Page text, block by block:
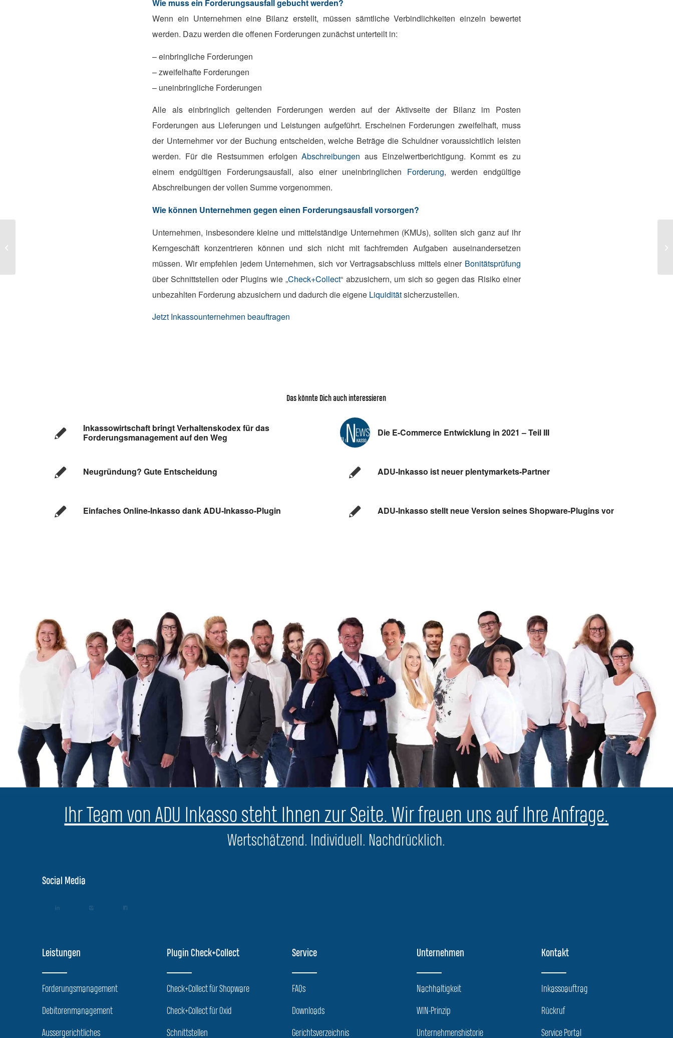
Wie muss ein Forderungsausfall gebucht werden?
Wenn ein Unternehmen eine Bilanz erstellt, müssen sämtliche Verbindlichkeiten einzeln bewertet
werden. Dazu werden die offenen Forderungen zunächst unterteilt in:
– einbringliche Forderungen
– zweifelhafte Forderungen
– uneinbringliche Forderungen
Alle als einbringlich geltenden Forderungen werden auf der Aktivseite der Bilanz im Posten
Forderungen aus Lieferungen und Leistungen aufgeführt. Erscheinen Forderungen zweifelhaft, muss
der Unternehmer vor der Buchung entscheiden, welche Beträge die Schuldner voraussichtlich leisten
werden. Für die Restsummen erfolgenAbschreibungen aus Einzelwertberichtigung. Kommt es zu
einem endgültigen Forderungsausfall, also einer uneinbringlichen Forderung, werden endgültige
Abschreibungen der vollen Summe vorgenommen.
Wie können Unternehmen gegen einen Forderungsausfall vorsorgen?
Unternehmen, insbesondere kleine und mittelständige Unternehmen (KMUs), sollten sich ganz auf ihr
Kerngeschäft konzentrieren können und sich nicht mit fachfremden Aufgaben auseinandersetzen
müssen. Wir empfehlen jedem Unternehmen, sich vor Vertragsabschluss mittels einer Bonitätsprüfung
über Schnittstellen oder Plugins wie „Check+Collect“ abzusichern, um sich so gegen das Risiko einer
unbezahlten Forderung abzusichern und dadurch die eigene Liquiditätsicherzustellen.
Jetzt Inkassounternehmen beauftragen
Das könnte Dich auch interessieren
Inkassowirtschaft bringt Verhaltenskodex für das
Forderungsmanagement auf den Weg
Die E-Commerce Entwicklung in 2021 – Teil III
Neugründung? Gute Entscheidung ADU-Inkasso ist neuer plentymarkets-Partner
Einfaches Online-Inkasso dank ADU-Inkasso-Plugin ADU-Inkasso stellt neue Version seines Shopware-Plugins vor
Ihr Team von ADU Inkasso steht Ihnen zur Seite. Wir freuen uns auf Ihre Anfrage.
Wertschätzend. Individuell. Nachdrücklich.
Social Media
Leistungen
Forderungsmanagement
Debitorenmanagement
Aussergerichtliches
Plugin Check+Collect
Check+Collect für Shopware
Check+Collect für Oxid
Schnittstellen
Service
FAQs
Downloads
Gerichtsverzeichnis
Unternehmen
Nachhaltigkeit
WIN-Prinzip
Unternehmenshistorie
Kontakt
Inkassoauftrag
Rückruf
Service Portal